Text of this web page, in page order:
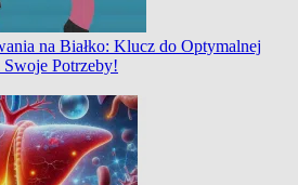
na Białko: Klucz do Optymalnej
Potrzeby!